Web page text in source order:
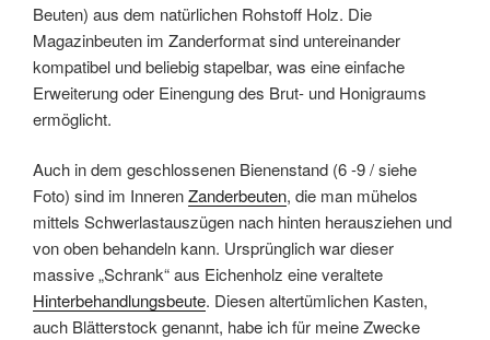
Beuten) aus dem natürlichen Rohstoff Holz. Die
Magazinbeuten im Zanderformat sind untereinander
kompatibel und beliebig stapelbar, was eine einfache
Erweiterung oder Einengung des Brut- und Honigraums
ermöglicht.
Auch in dem geschlossenen Bienenstand (6 -9 / siehe
Foto) sind im InnerenZanderbeuten, die man mühelos
mittels Schwerlastauszügen nach hinten herausziehen und
von oben behandeln kann. Ursprünglich war dieser
massive „Schrank“ aus Eichenholz eine veraltete
Hinterbehandlungsbeute. Diesen altertümlichen Kasten,
auch Blätterstock genannt, habe ich für meine Zwecke